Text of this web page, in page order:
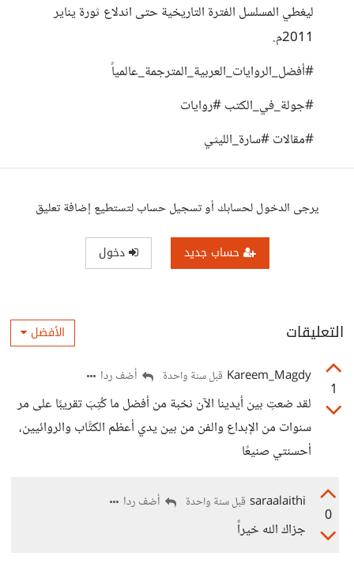
ليغطي المسلسل الفترة التاريخية حتى اندلاع ثورة يناير
2011م.
#أفضل_الروايات_العربية_المترجمة_عالمياً
#جولة_في_الكتب #روايات
#مقالات #سارة_الليثي
يرجى الدخول لحسابك أو تسجيل حساب لتستطيع إضافة تعليق
حساب جديد دخول
التعليقات الأفضل
1
Kareem_Magdy قبل سنة واحدة أضف ردا
لقد ضعتِ بين أيدينا الآن نخبة من أفضل ما كُتِبَ تقريبًا على مر
سنوات من الإبداع والفن من بين يدي أعظم الكتَّاب والروائيين،
أحسنتي صنيعًا
0
saraalaithi قبل سنة واحدة أضف ردا
جزاك الله خيراً